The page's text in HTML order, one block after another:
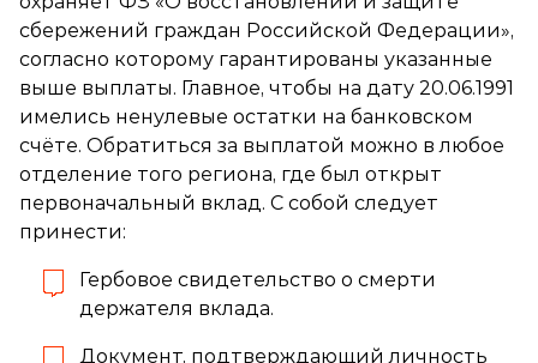
сбережений граждан Российской Федерации»,
согласно которому гарантированы указанные
выше выплаты. Главное, чтобы на дату 20.06.1991
имелись ненулевые остатки на банковском
счёте. Обратиться за выплатой можно в любое
отделение того региона, где был открыт
первоначальный вклад. С собой следует
принести:
Гербовое свидетельство о смерти
держателя вклада.
Документ, подтверждающий личность